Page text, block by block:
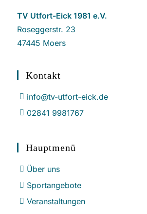
TV Utfort-Eick 1981 e.V.
Roseggerstr. 23
47445 Moers
Kontakt
info@tv-utfort-eick.de
02841 9981767
Hauptmenü
Über uns
Sportangebote
Veranstaltungen